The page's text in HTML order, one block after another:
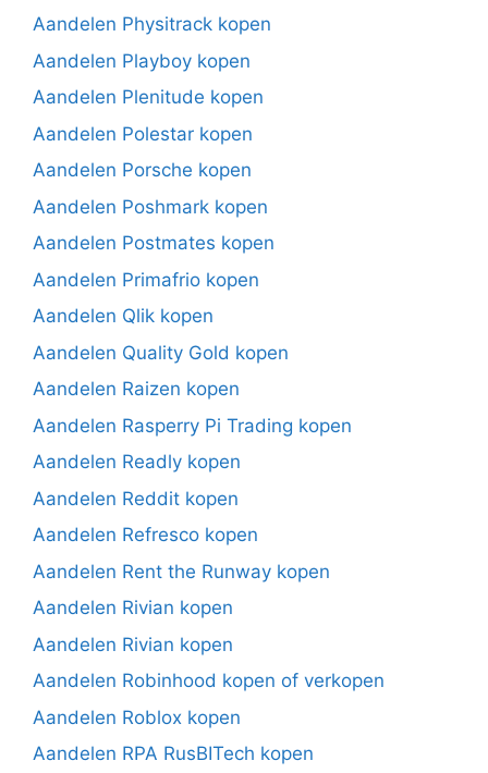
Aandelen Physitrack kopen
Aandelen Playboy kopen
Aandelen Plenitude kopen
Aandelen Polestar kopen
Aandelen Porsche kopen
Aandelen Poshmark kopen
Aandelen Postmates kopen
Aandelen Primafrio kopen
Aandelen Qlik kopen
Aandelen Quality Gold kopen
Aandelen Raizen kopen
Aandelen Rasperry Pi Trading kopen
Aandelen Readly kopen
Aandelen Reddit kopen
Aandelen Refresco kopen
Aandelen Rent the Runway kopen
Aandelen Rivian kopen
Aandelen Rivian kopen
Aandelen Robinhood kopen of verkopen
Aandelen Roblox kopen
Aandelen RPA RusBITech kopen